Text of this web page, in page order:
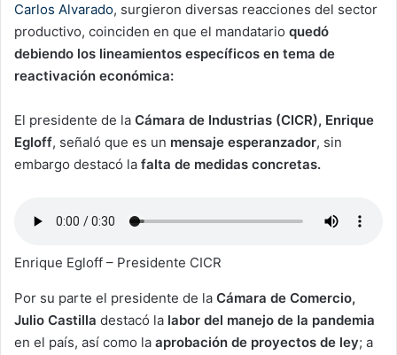
Carlos Alvarado, surgieron diversas reacciones del sector
productivo, coinciden en que el mandatario quedó
debiendo los lineamientos específicos en tema de
reactivación económica:
El presidente de la Cámara de Industrias (CICR), Enrique
Egloff, señaló que es un mensaje esperanzador, sin
embargo destacó la falta de medidas concretas.
Enrique Egloff – Presidente CICR
Por su parte el presidente de la Cámara de Comercio,
Julio Castilla destacó la labor del manejo de la pandemia
en el país, así como la aprobación de proyectos de ley; a